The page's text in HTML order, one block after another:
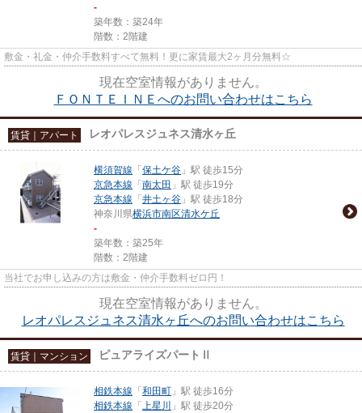
-
築年数：築24年
階数：2階建
敷金・礼金・仲介手数料すべて無料！更に家賃最大2ヶ月分無料☆
現在空室情報がありません。
ＦＯＮＴＥＩＮＥへのお問い合わせはこちら
賃貸｜アパート レオパレスジュネス清水ヶ丘
横須賀線 「 保土ケ谷 」駅 徒歩15分
京急本線 「 南太田 」駅 徒歩19分
京急本線 「 井土ヶ谷 」駅 徒歩18分
神奈川県横浜市南区清水ケ丘
-
築年数：築25年
階数：2階建
当社でお申し込みの方は敷金・仲介手数料ゼロ円！
現在空室情報がありません。
レオパレスジュネス清水ヶ丘へのお問い合わせはこちら
賃貸｜マンション ピュアライズパートⅡ
相鉄本線 「 和田町 」駅 徒歩16分
相鉄本線 「 上星川
」駅 徒歩20分